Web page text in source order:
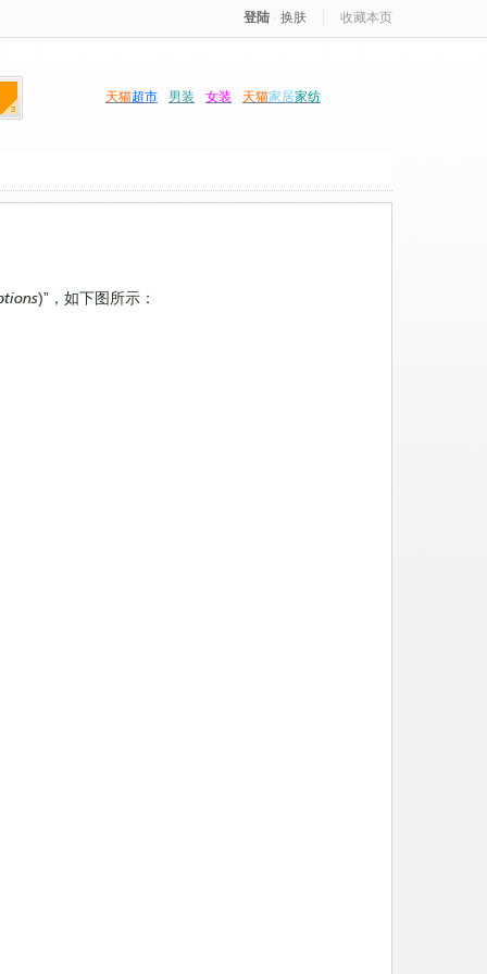
登陆 换肤 收藏本页
天猫超市 男装 女装 天猫家居家纺
，如下图所示：